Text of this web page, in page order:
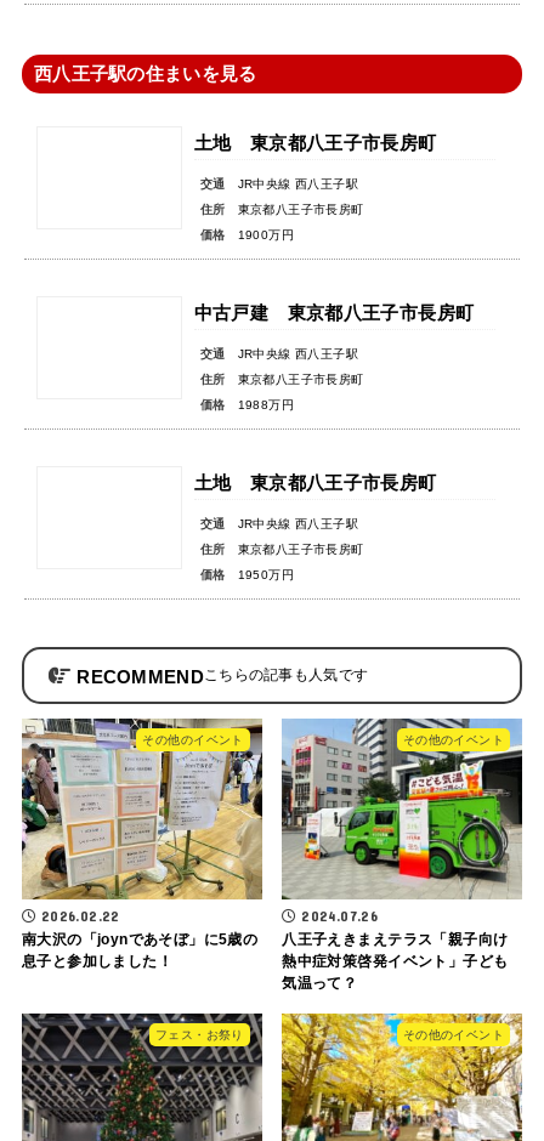
西八王子駅の住まいを見る
土地 東京都八王子市長房町
交通
JR中央線 西八王子駅
住所
東京都八王子市長房町
価格
1900万円
中古戸建 東京都八王子市長房町
交通
JR中央線 西八王子駅
住所
東京都八王子市長房町
価格
1988万円
土地 東京都八王子市長房町
交通
JR中央線 西八王子駅
住所
東京都八王子市長房町
価格
1950万円
RECOMMEND
その他のイベント
2026.02.22
南大沢の「joynであそぼ」に5歳の
息子と参加しました！
その他のイベント
2024.07.26
八王子えきまえテラス「親子向け
熱中症対策啓発イベント」子ども
気温って？
フェス・お祭り その他のイベント